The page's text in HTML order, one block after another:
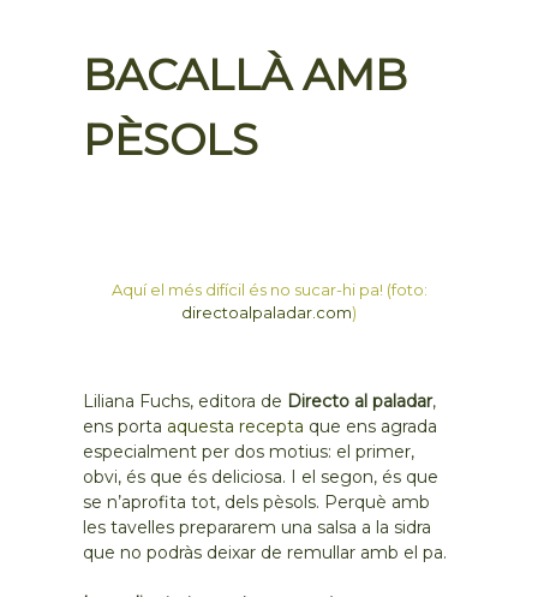
BACALLÀ AMB
PÈSOLS
Aquí el més difícil és no sucar-hi pa! (foto:
directoalpaladar.com)
Liliana Fuchs, editora de Directo al paladar,
ens porta aquesta recepta que ens agrada
especialment per dos motius: el primer,
obvi, és que és deliciosa. I el segon, és que
se n’aprofita tot, dels pèsols. Perquè amb
les tavelles prepararem una salsa a la sidra
que no podràs deixar de remullar amb el pa.